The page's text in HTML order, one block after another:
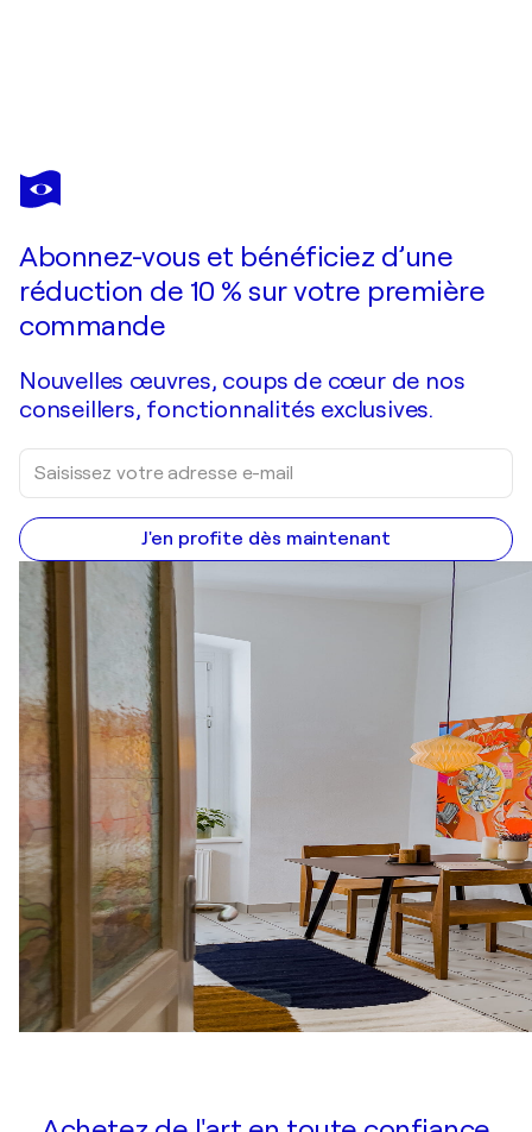
SILVIA MENDE
Taube
Abonnez-vous et bénéficiez d’une
réduction de 10 % sur votre première
commande
Nouvelles œuvres, coups de cœur de nos
conseillers, fonctionnalités exclusives.
J'en profite dès maintenant